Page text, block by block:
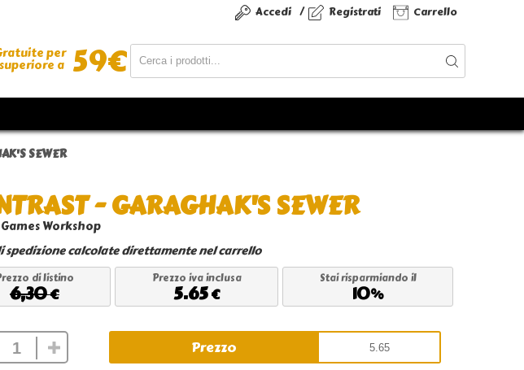
Accedi / Registrati Carrello
per
a 59€
SEWER
- GARAGHAK'S SEWER
Games Workshop
spedizione calcolate direttamente nel carrello
di listino
6,30€
Prezzo iva inclusa
5.65€
Stai risparmiando il
10%
Prezzo